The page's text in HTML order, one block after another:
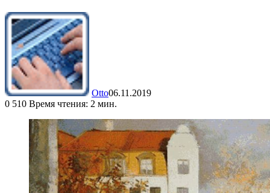
Otto06.11.2019
0 510 Время чтения: 2 мин.